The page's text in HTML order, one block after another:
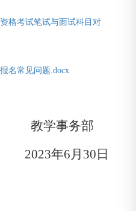
格考试笔试与面试科目对
名常见问题.docx
教学事务部
2023年6月 30 日